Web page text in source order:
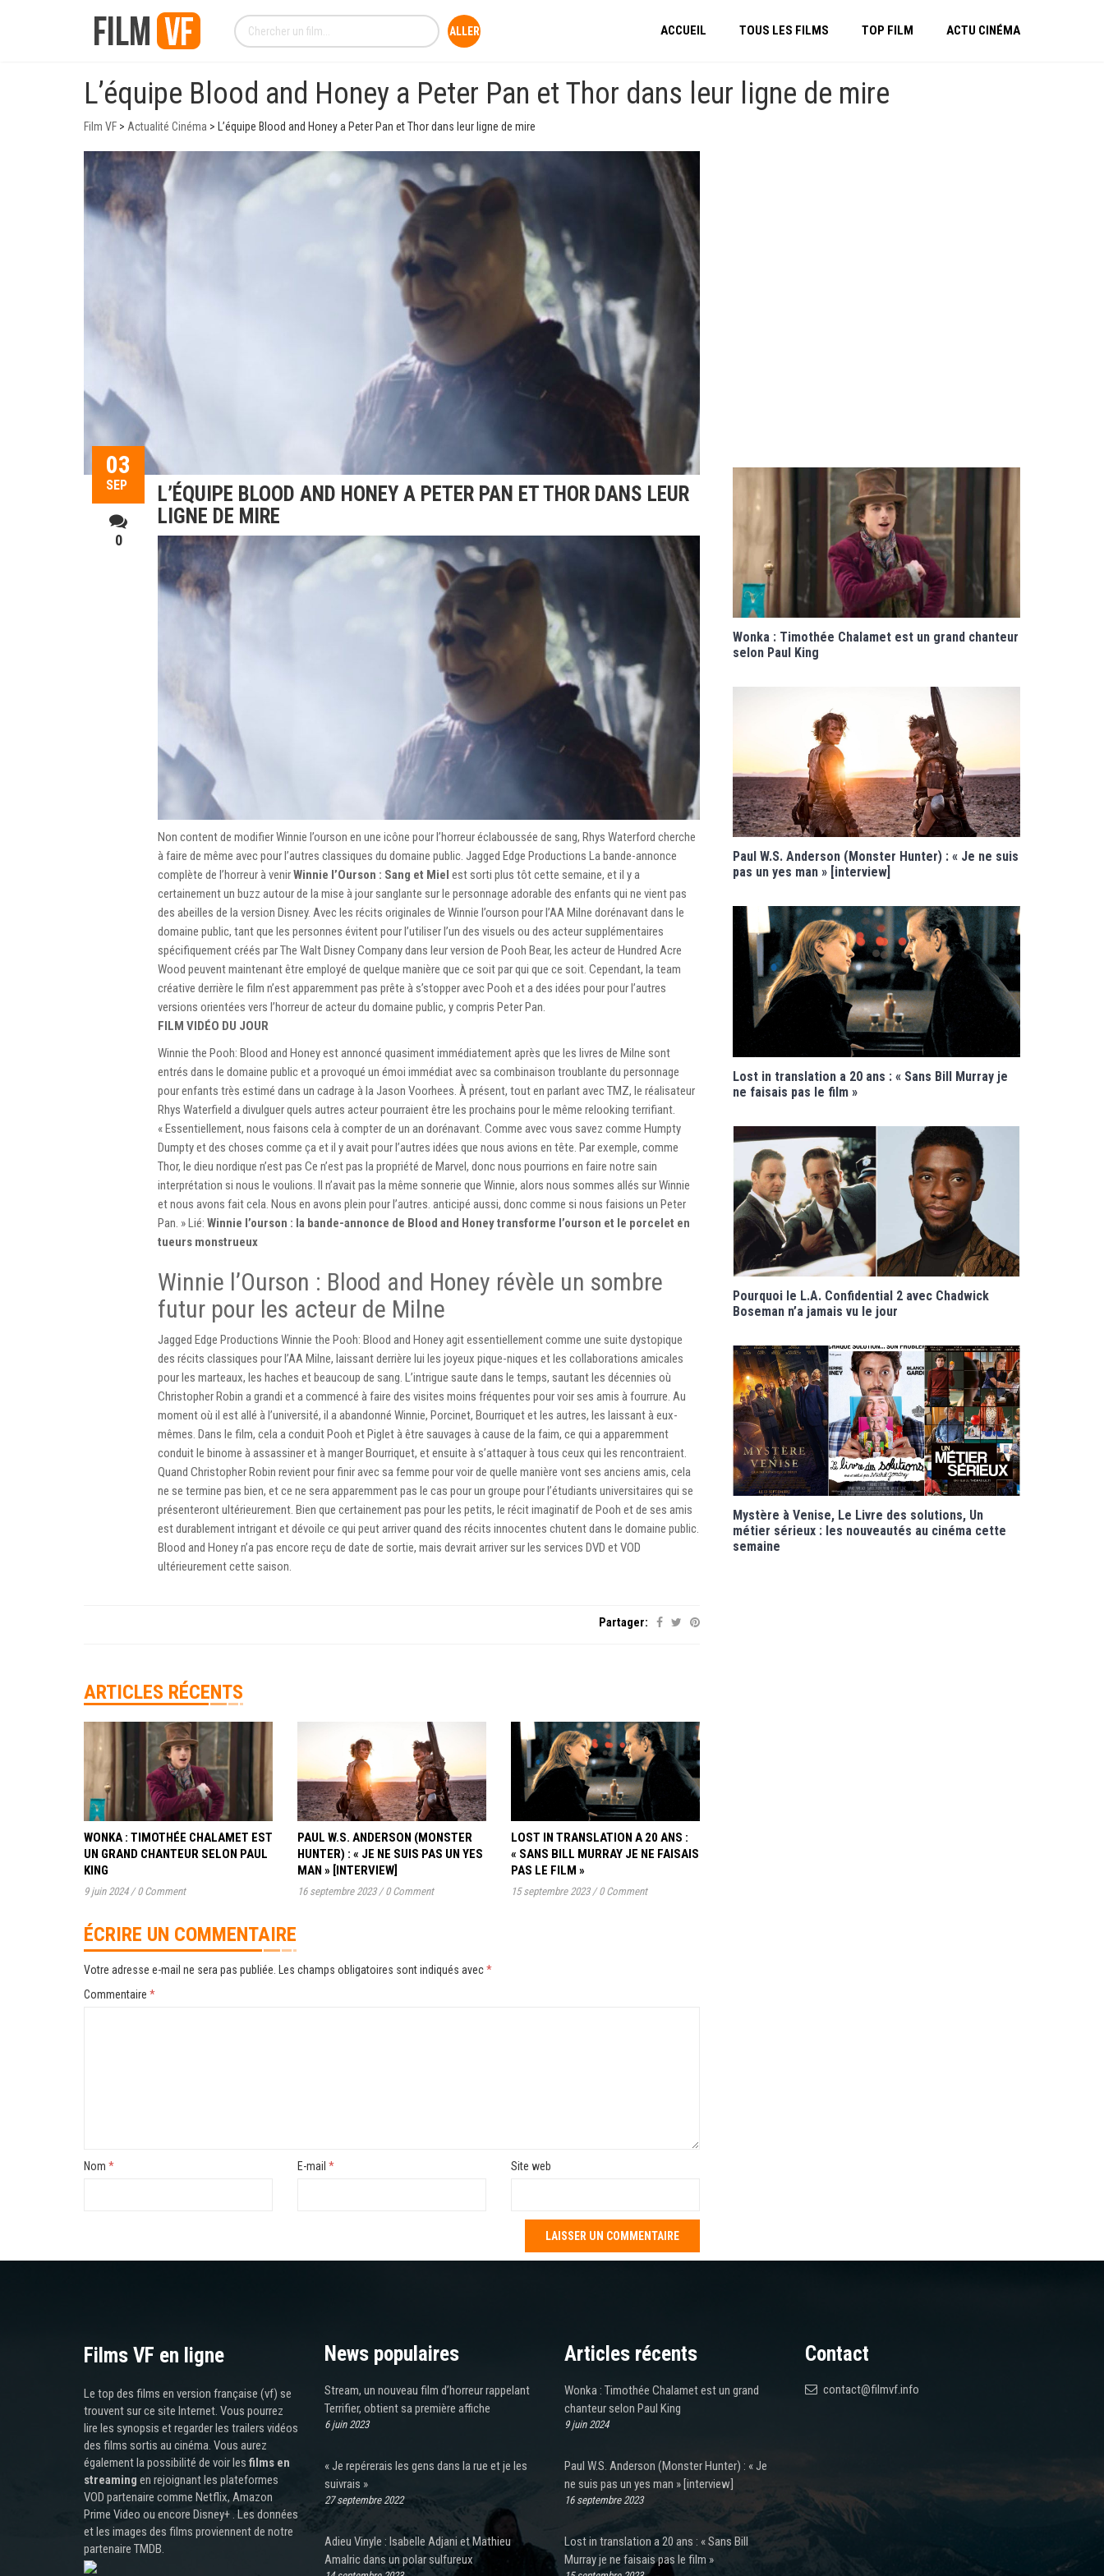
ACCUEIL TOUS LES FILMS TOP FILM ACTU CINÉMA
L’équipe Blood and Honey a Peter Pan et Thor dans leur ligne de mire
Film VF > Actualité Cinéma > L’équipe Blood and Honey a Peter Pan et Thor dans leur ligne de mire
03
SEP
0
L’ÉQUIPE BLOOD AND HONEY A PETER PAN ET THOR DANS LEUR
LIGNE DE MIRE
Non content de modifier Winnie l’ourson en une icône pour l’horreur éclaboussée de sang, Rhys Waterford cherche
à faire de même avec pour l’autres classiques du domaine public. Jagged Edge Productions La bande-annonce
complète de l’horreur à venirWinnie l’Ourson : Sang et Miel est sorti plus tôt cette semaine, et il y a
certainement un buzz autour de la mise à jour sanglante sur le personnage adorable des enfants qui ne vient pas
des abeilles de la version Disney. Avec les récits originales de Winnie l’ourson pour l’AA Milne dorénavant dans le
domaine public, tant que les personnes évitent pour l’utiliser l’un des visuels ou des acteur supplémentaires
spécifiquement créés par The Walt Disney Company dans leur version de Pooh Bear, les acteur de Hundred Acre
Wood peuvent maintenant être employé de quelque manière que ce soit par qui que ce soit. Cependant, la team
créative derrière le film n’est apparemment pas prête à s’stopper avec Pooh et a des idées pour pour l’autres
versions orientées vers l’horreur de acteur du domaine public, y compris Peter Pan.
FILM VIDÉO DU JOUR
Winnie the Pooh: Blood and Honey est annoncé quasiment immédiatement après que les livres de Milne sont
entrés dans le domaine public et a provoqué un émoi immédiat avec sa combinaison troublante du personnage
pour enfants très estimé dans un cadrage à la Jason Voorhees. À présent, tout en parlant avec TMZ, le réalisateur
Rhys Waterfield a divulguer quels autres acteur pourraient être les prochains pour le même relooking terrifiant.
« Essentiellement, nous faisons cela à compter de un an dorénavant. Comme avec vous savez comme Humpty
Dumpty et des choses comme ça et il y avait pour l’autres idées que nous avions en tête. Par exemple, comme
Thor, le dieu nordique n’est pas Ce n’est pas la propriété de Marvel, donc nous pourrions en faire notre sain
interprétation si nous le voulions. Il n’avait pas la même sonnerie que Winnie, alors nous sommes allés sur Winnie
et nous avons fait cela. Nous en avons plein pour l’autres. anticipé aussi, donc comme si nous faisions un Peter
Pan. » Lié: Winnie l’ourson : la bande-annonce de Blood and Honey transforme l’ourson et le porcelet en
tueurs monstrueux
Winnie l’Ourson : Blood and Honey révèle un sombre
futur pour les acteur de Milne
Jagged Edge Productions Winnie the Pooh: Blood and Honey agit essentiellement comme une suite dystopique
des récits classiques pour l’AA Milne, laissant derrière lui les joyeux pique-niques et les collaborations amicales
pour les marteaux, les haches et beaucoup de sang. L’intrigue saute dans le temps, sautant les décennies où
Christopher Robin a grandi et a commencé à faire des visites moins fréquentes pour voir ses amis à fourrure. Au
moment où il est allé à l’université, il a abandonné Winnie, Porcinet, Bourriquet et les autres, les laissant à eux-
mêmes. Dans le film, cela a conduit Pooh et Piglet à être sauvages à cause de la faim, ce qui a apparemment
conduit le binome à assassiner et à manger Bourriquet, et ensuite à s’attaquer à tous ceux qui les rencontraient.
Quand Christopher Robin revient pour finir avec sa femme pour voir de quelle manière vont ses anciens amis, cela
ne se termine pas bien, et ce ne sera apparemment pas le cas pour un groupe pour l’étudiants universitaires qui se
présenteront ultérieurement. Bien que certainement pas pour les petits, le récit imaginatif de Pooh et de ses amis
est durablement intrigant et dévoile ce qui peut arriver quand des récits innocentes chutent dans le domaine public.
Blood and Honey n’a pas encore reçu de date de sortie, mais devrait arriver sur les services DVD et VOD
ultérieurement cette saison.
Partager:
ARTICLES RÉCENTS
WONKA : TIMOTHÉE CHALAMET EST
UN GRAND CHANTEUR SELON PAUL
KING
9 juin 2024 / 0 Comment
PAUL W.S. ANDERSON (MONSTER
HUNTER) : « JE NE SUIS PAS UN YES
MAN » [INTERVIEW]
16 septembre 2023 / 0 Comment
LOST IN TRANSLATION A 20 ANS :
« SANS BILL MURRAY JE NE FAISAIS
PAS LE FILM »
15 septembre 2023 / 0 Comment
ÉCRIRE UN COMMENTAIRE
Votre adresse e-mail ne sera pas publiée. Les champs obligatoires sont indiqués avec*
Commentaire *
Nom * E-mail * Site web
Wonka : Timothée Chalamet est un grand chanteur
selon Paul King
Paul W.S. Anderson (Monster Hunter) : « Je ne suis
pas un yes man » [interview]
Lost in translation a 20 ans : « Sans Bill Murray je
ne faisais pas le film »
Pourquoi le L.A. Confidential 2 avec Chadwick
Boseman n’a jamais vu le jour
Mystère à Venise, Le Livre des solutions, Un
métier sérieux : les nouveautés au cinéma cette
semaine
Films VF en ligne
Le top des films en version française (vf) se
trouvent sur ce site Internet. Vous pourrez
lire les synopsis et regarder les trailers vidéos
des films sortis au cinéma. Vous aurez
également la possibilité de voir les films en
streaming en rejoignant les plateformes
VOD partenaire comme Netflix, Amazon
Prime Video ou encore Disney+ . Les données
et les images des films proviennent de notre
partenaire TMDB.
News populaires
Stream, un nouveau film d’horreur rappelant
Terrifier, obtient sa première affiche
6 juin 2023
« Je repérerais les gens dans la rue et je les
suivrais »
27 septembre 2022
Adieu Vinyle : Isabelle Adjani et Mathieu
Amalric dans un polar sulfureux
Articles récents
Wonka : Timothée Chalamet est un grand
chanteur selon Paul King
9 juin 2024
Paul W.S. Anderson (Monster Hunter) : « Je
ne suis pas un yes man » [interview]
16 septembre 2023
Lost in translation a 20 ans : « Sans Bill
Murray je ne faisais pas le film »
Contact
contact@filmvf.info